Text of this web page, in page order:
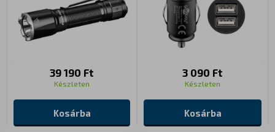
39 190 Ft
Készleten
Kosárba
3 090 Ft
Készleten
Kosárba